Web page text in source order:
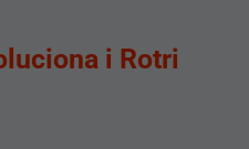
i Rotri